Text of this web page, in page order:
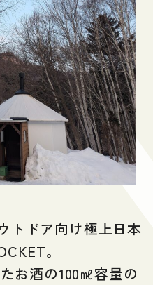
トドア向け極上日本
。
お酒の100㎖容量の